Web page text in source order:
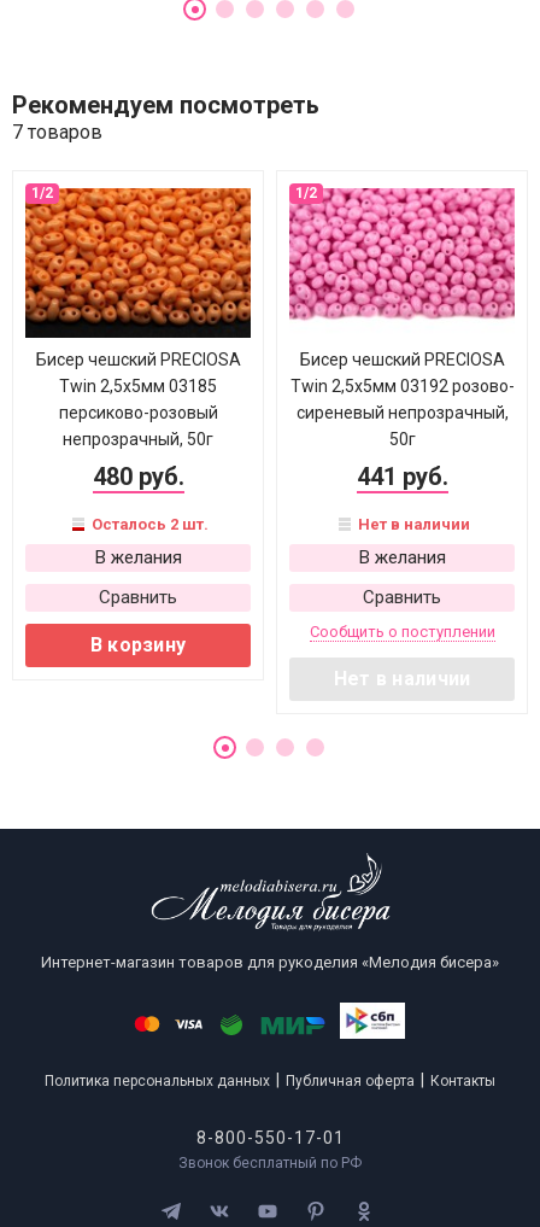
Рекомендуем посмотреть
7 товаров
Бисер чешский PRECIOSA
Twin 2,5х5мм 03185
персиково-розовый
непрозрачный, 50г
480 руб.
Осталось 2 шт.
В желания
Сравнить
В корзину
Бисер чешский PRECIOSA
Twin 2,5х5мм 03192 розово-
сиреневый непрозрачный,
50г
441 руб.
Нет в наличии
В желания
Сравнить
Сообщить о поступлении
Нет в наличии
Интернет-магазин товаров для рукоделия «Мелодия бисера»
Политика персональных данных Публичная оферта Контакты
8-800-550-17-01
Звонок бесплатный по РФ